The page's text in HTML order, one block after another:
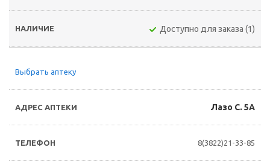
Доступно для заказа (1)
Выбрать аптеку
Лазо С. 5А
8(3822)21-33-85